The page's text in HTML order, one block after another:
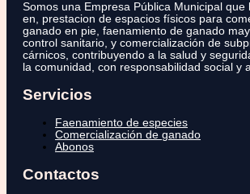
Somos una Empresa Pública Municipal que
en, prestacion de espacios físicos para
ganado en pie, faenamiento de ganado
control sanitario, y comercialización de
cárnicos, contribuyendo a la salud y
la comunidad, con responsabilidad social y
Servicios
Faenamiento de especies
Comercialización de ganado
Abonos
Contactos